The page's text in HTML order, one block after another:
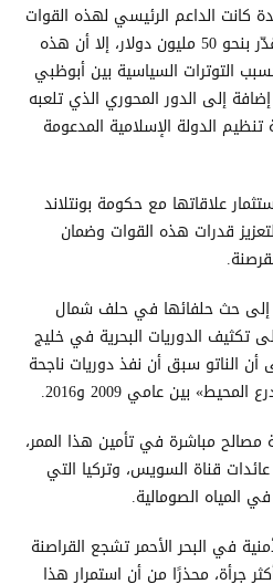
كانت الداعم الرئيسي لهذه القوات
منذ تأسيسها، بتمويل سنوي يُقدّر بنحو 50 مليون دولار، إلا أن هذه
التوترات السياسية بين أبوظبي
إضافة إلى الدور المحوري الذي تلعبه
الدولة الإسلامية المدعومة
علاقاتها مع حكومة بونتلاند
قدرات هذه القوات وضمان
إلى حث حلفائها في حلف شمال
تكثيف الدوريات البحرية في خليج
الناتو سبق أن نفذ دوريات ناجحة
بين عامي 2009 و2016.
مصالح مباشرة في تأمين هذا الممر،
قناة السويس، وتركيا التي
المياه الصومالية.
في البحر الأحمر تشجع القراصنة
جرأة، محذرًا من أن استمرار هذا